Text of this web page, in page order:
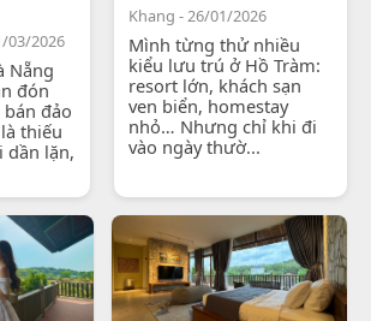
03/2026
Nẵng
đón
đảo
thiếu
dần lặn,
Khang - 26/01/2026
Mình từng thử nhiều
kiểu lưu trú ở Hồ Tràm:
resort lớn, khách sạn
ven biển, homestay
nhỏ… Nhưng chỉ khi đi
vào ngày thườ...